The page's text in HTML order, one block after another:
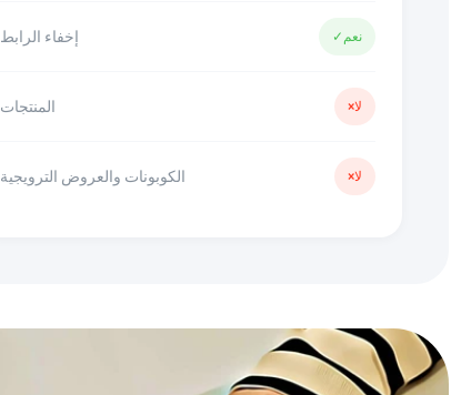
إخفاء الرابط ✓ نعم
المنتجات ×لا
الكوبونات والعروض الترويجية ×لا